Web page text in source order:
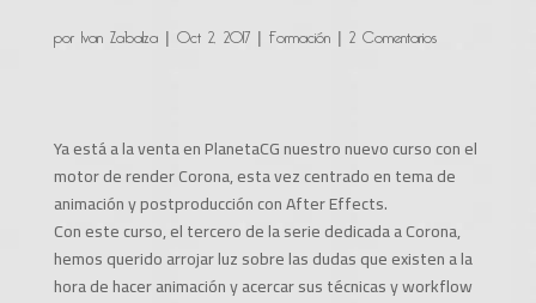
por Ivan Zabalza| Oct 2, 2017| Formación| 2 Comentarios
Ya está a la venta en PlanetaCG nuestro nuevo curso con el
motor de render Corona, esta vez centrado en tema de
animación y postproducción con After Effects.
Con este curso, el tercero de la serie dedicada a Corona,
hemos querido arrojar luz sobre las dudas que existen a la
hora de hacer animación y acercar sus técnicas y workflow